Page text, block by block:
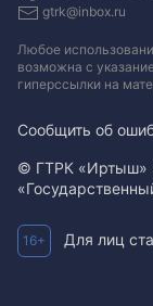
gtrk@inbox.ru
Любое
возможна с
гиперссылки на
Сообщить об
© ГТРК «Иртыш»
16+ Для лиц